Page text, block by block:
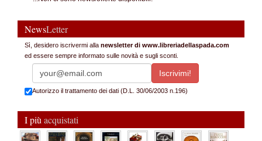
NewsLetter
Sì, desidero iscrivermi alla newsletter di www.libreriadellaspada.com
ed essere sempre informato sulle novità e sugli sconti.
Autorizzo il trattamento dei dati (D.L. 30/06/2003 n.196)
I più acquistati